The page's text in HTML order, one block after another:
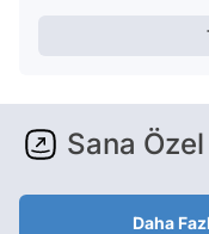
Sana
Daha